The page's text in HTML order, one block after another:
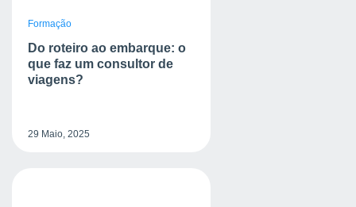
Formação
29 Maio, 2025
Do roteiro ao embarque: o
que faz um consultor de
viagens?